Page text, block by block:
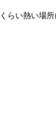
らい熱い場